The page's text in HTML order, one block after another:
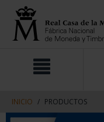
contenido
navegacin
INICIO PRODUCTOS